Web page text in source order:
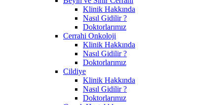
Klinik Hakkında
Nasıl Gidilir ?
Doktorlarımız
Cerrahi Onkoloji
Klinik Hakkında
Nasıl Gidilir ?
Doktorlarımız
Cildiye
Klinik Hakkında
Nasıl Gidilir ?
Doktorlarımız